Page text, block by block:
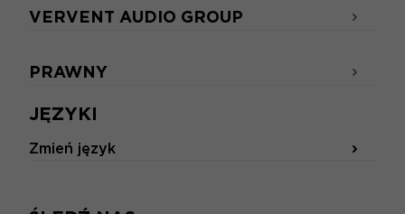
JĘZYKI
Zmień język
VERVENT AUDIO GROUP
PRAWNY